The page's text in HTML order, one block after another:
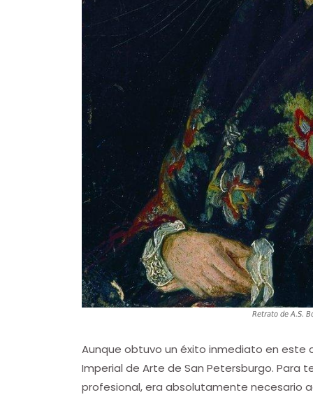
Retrato de A.S.
Aunque obtuvo un éxito inmediato en este
Imperial de Arte de San Petersburgo. Para
profesional, era absolutamente necesario